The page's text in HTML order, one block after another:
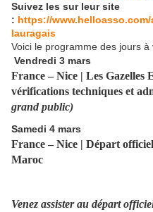
Suivez les sur leur site
: https://
lauragais
Voici le programme des jours à
Vendredi 3 mars
France – Nice | Les Gazelles
vérifications techniques et
grand public)
Samedi 4 mars
France – Nice | Départ
Maroc
Venez assister au départ